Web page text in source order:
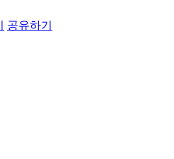
공유하기